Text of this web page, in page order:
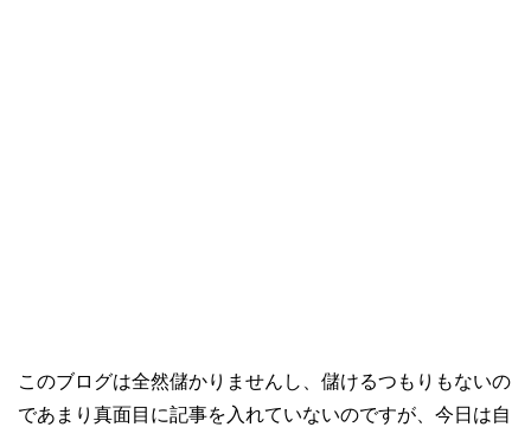
このブログは全然儲かりませんし、儲けるつもりもないの
であまり真面目に記事を入れていないのですが、今日は自